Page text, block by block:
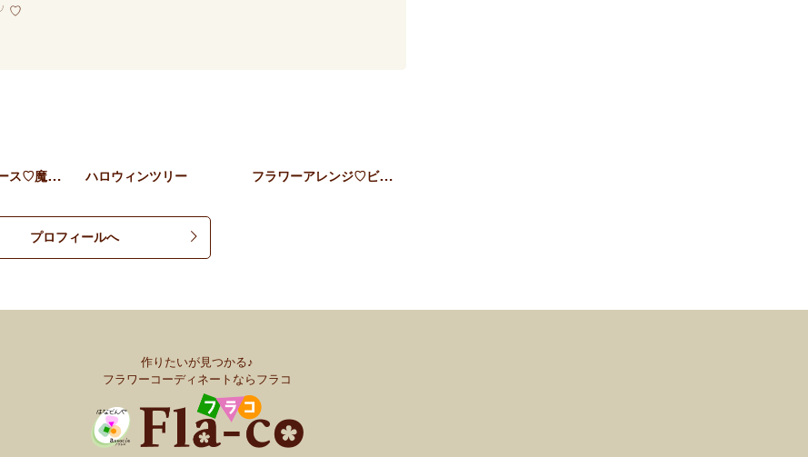
ハロウィンリース♡魔女の靴… ハロウィンツリー フラワーアレンジ♡ビオラ♡…
プロフィールへ
作りたいが見つかる♪
フラワーコーディネートならフラコ